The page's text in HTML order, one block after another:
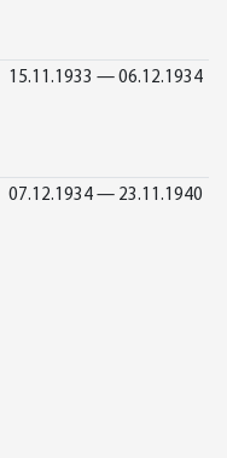
15.11.1933 — 06.12.1934
07.12.1934 — 23.11.1940